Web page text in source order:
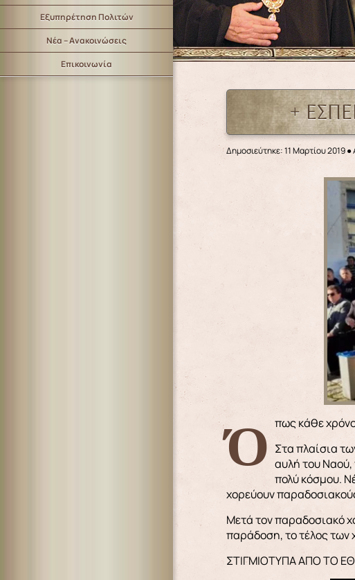
Εξυπηρέτηση Πολιτών
Νέα – Ανακοινώσεις
Επικοινωνία
+
Δημοσιεύτηκε: 11 Μαρτίου 2019●
Όπως κάθε
Στα πλαίσια
αυλή του Ναού,
πολύ κόσμου.
χορεύουν
Μετά τον παραδοσιακό
παράδοση, το τέλος των
ΣΤΙΓΜΙΟΤΥΠΑ ΑΠΟ ΤΟ